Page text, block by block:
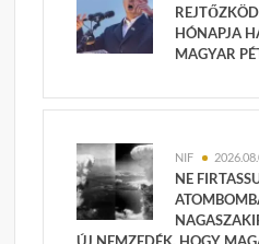
HÓNAPJA
MAGYAR
NIF
NE